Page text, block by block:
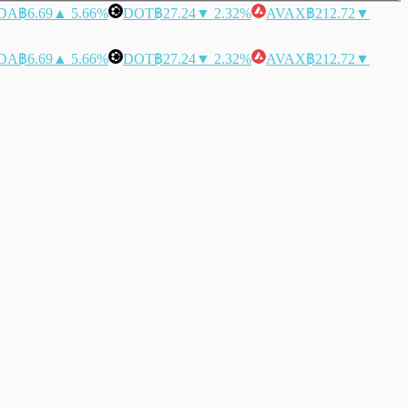
฿6.69 ▲ 5.66% DOT฿27.24▼ 2.32% AVAX฿212.72 ▼
฿6.69 ▲ 5.66% DOT฿27.24▼ 2.32% AVAX฿212.72 ▼